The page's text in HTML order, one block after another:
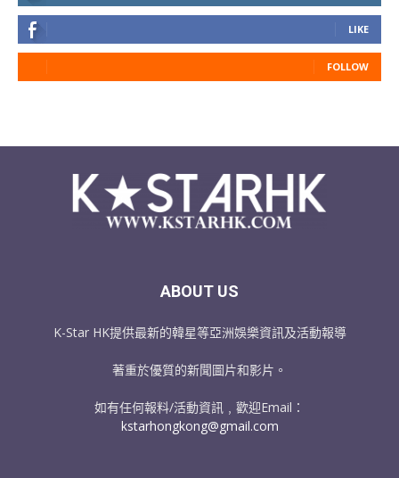
LIKE
FOLLOW
ABOUT US
K-Star HK提供最新的韓星等亞洲娛樂資訊及活動報導
著重於優質的新聞圖片和影片。
如有任何報料/活動資訊﹐歡迎Email：
kstarhongkong@gmail.com